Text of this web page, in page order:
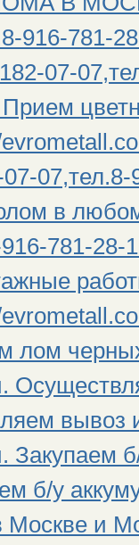
916-781-
07-
в
781-28-
лом
вывоз
Закупаем
б/у
и